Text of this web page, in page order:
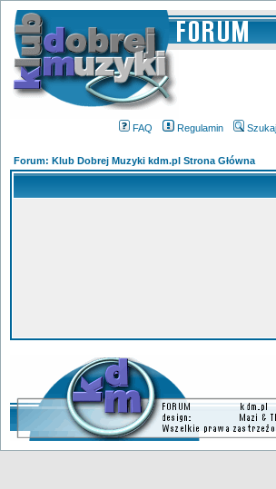
FAQ Regulamin Szukaj
Forum: Klub Dobrej Muzyki kdm.pl Strona Główna